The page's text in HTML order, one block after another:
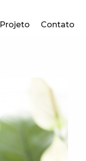
Projeto Contato